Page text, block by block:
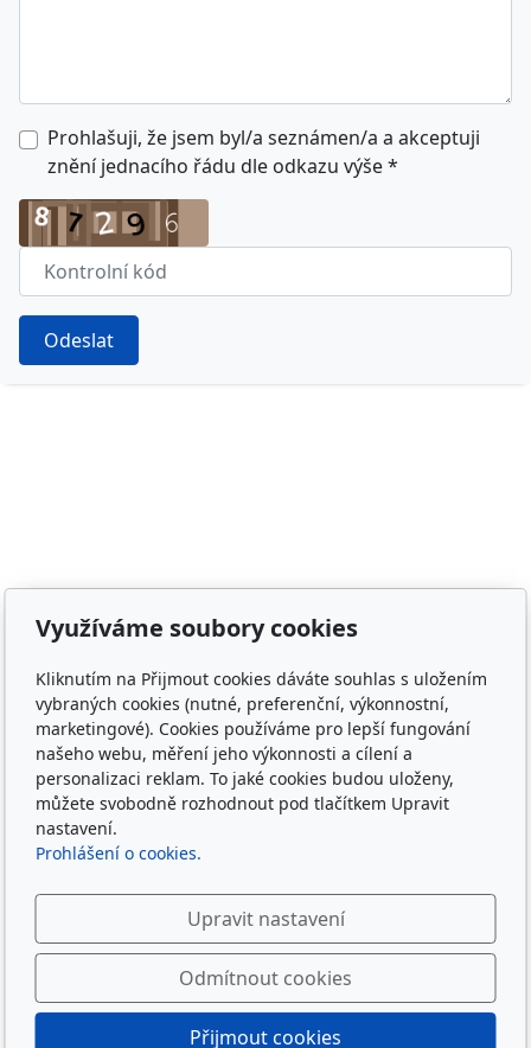
Prohlašuji, že jsem byl/a seznámen/a a akceptuji
znění jednacího řádu dle odkazu výše*
Odeslat
Irish Cob the Czech Republic, z.s.
IČ 22852778
Bankovní spojení: 2001874788/2010
Kontakt
info@irishcob.cz
Plemenná kniha
ON-LINE
Sledujte nás
Využíváme soubory cookies
Kliknutím na Přijmout cookies dáváte souhlas s uložením
vybraných cookies (nutné, preferenční, výkonnostní,
marketingové). Cookies používáme pro lepší fungování
našeho webu, měření jeho výkonnosti a cílení a
personalizaci reklam. To jaké cookies budou uloženy,
můžete svobodně rozhodnout pod tlačítkem Upravit
nastavení.
Prohlášení o cookies.
Upravit nastavení
Odmítnout cookies
Přijmout cookies